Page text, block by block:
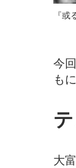
『或
今
も
大